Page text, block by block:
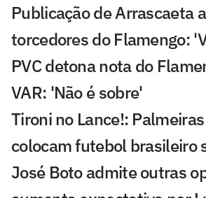
Publicação de Arrascaeta
torcedores do Flamengo:
PVC detona nota do
VAR: 'Não é sobre'
Tironi no Lance!:
colocam futebol brasileiro
José Boto admite outras